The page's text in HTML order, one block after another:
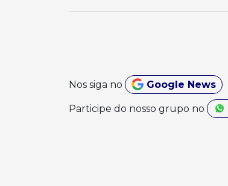
Nos siga no Google News
Participe do nosso grupo no